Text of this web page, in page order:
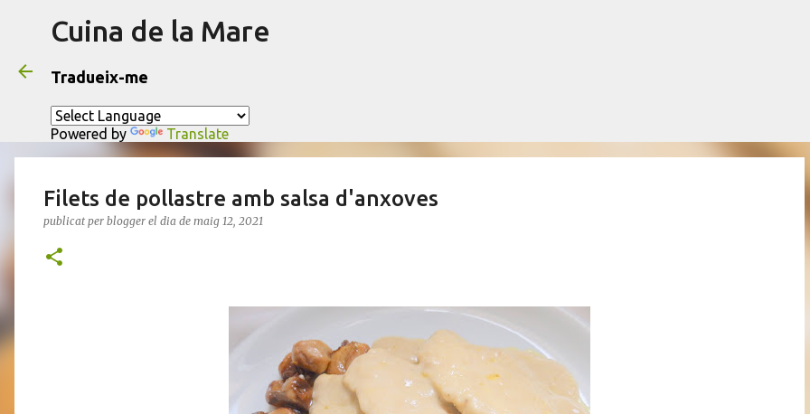
Cuina de la Mare
Tradueix-me
Powered by Translate
Filets de pollastre amb salsa d'anxoves
publicat per blogger el dia de maig 12, 2021